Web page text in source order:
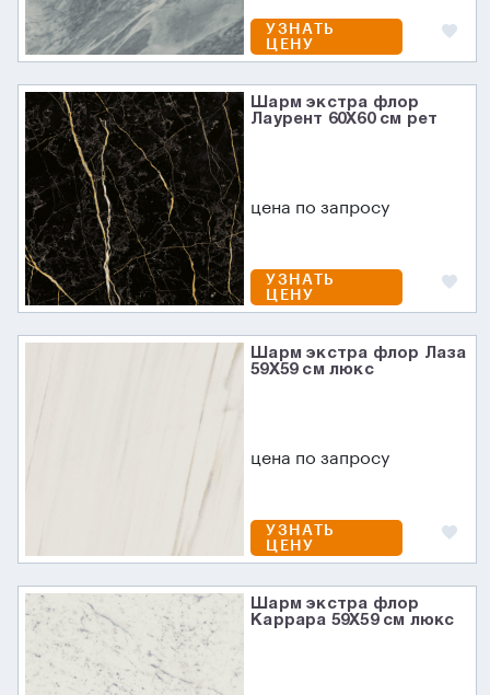
УЗНАТЬ
ЦЕНУ
Шарм экстра флор
Лаурент 60X60 см рет
цена по запросу
УЗНАТЬ
ЦЕНУ
Шарм экстра флор Лаза
59X59 см люкс
цена по запросу
УЗНАТЬ
ЦЕНУ
Шарм экстра флор
Каррара 59X59 см люкс